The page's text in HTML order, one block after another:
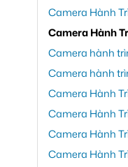
Camera Hành
Camera Hành
Camera hành
Camera hành
Camera Hành
Camera Hành
Camera Hành
Camera Hành